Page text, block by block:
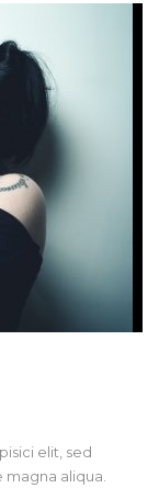
elit, sed
aliqua.